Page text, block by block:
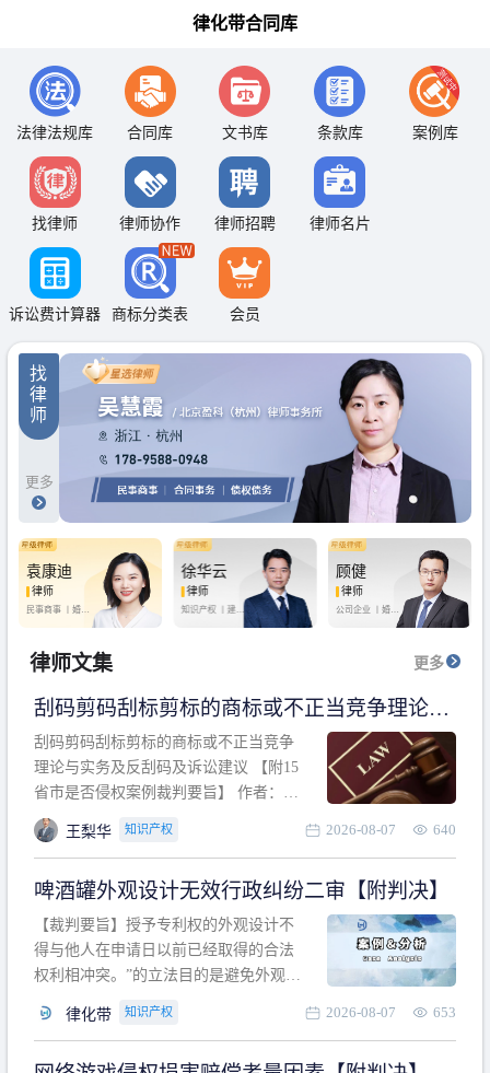
律化带合同库
法律法规库 合同库 文书库 条款库 案例库
找律师 律师协作 律师招聘 律师名片
诉讼费计算器 商标分类表 会员
找
律
师
更多
袁康迪
律师
民事商事 丨 婚姻
徐华云
律师
知识产权 丨 建设
顾健
律师
公司企业 丨婚姻
房产纠纷
律师文集 更多
刮码剪码刮标剪标的商标或不正当竞争理论与
实务及反刮码及诉讼建议 【附15省市是否侵权
案例裁判要旨】
刮码剪码刮标剪标的商标或不正当竞争
理论与实务及反刮码及诉讼建议 【附15
省市是否侵权案例裁判要旨】 作者：浙
江杭知桥律师事务所 王梨华 周靖超 【导
读】 第一部分：刮码剪码刮标剪标的商
诉讼建议 第二部分：15省市是否侵权案
例的裁判要旨 目录 第一部分、刮码剪码
刮
王梨华 知识产权 2026-08-07 640
啤酒罐外观设计无效行政纠纷二审【附判决】
【裁判要旨】授予专利权的外观设计不
得与他人在申请日以前已经取得的合法
权利相冲突。”的立法目的是避免外观设
冲突。基于此，凡是因该外观设计的实
律化带 知识产权 2026-08-07 653